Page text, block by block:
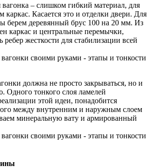
вагонка – слишком гибкий материал, для
каркас. Касается это и отделки двери. Для
берем деревянный брус 100 на 20 мм. Из
каркас и центральные перемычки,
жесткости для стабилизации всей
должна не просто закрываться, но и
Одного тонкого слоя ламелей
этой идеи, понадобится
между внутренним и наружным слоем
минеральную вату и армированный